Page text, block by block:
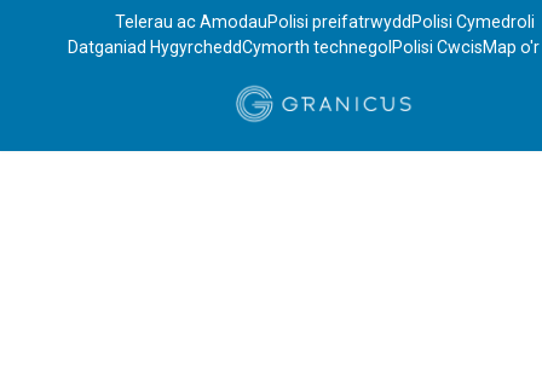
Telerau ac AmodauPolisi preifatrwydd Polisi Cymedroli
Datganiad HygyrcheddCymorth technegol Polisi CwcisMap